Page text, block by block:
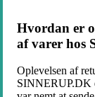
Hvordan er
af varer hos
Oplevelsen af
SINNERUP.DK